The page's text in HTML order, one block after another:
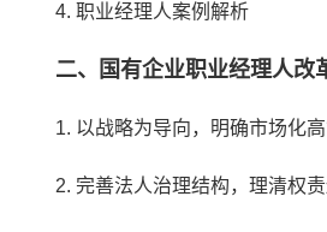
4. 职业经理人案例解析
二、国有企业职业经理人改
1. 以战略为导向，明确市场化
2. 完善法人治理结构，理清权